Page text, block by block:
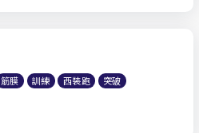
筋膜 訓練 西裝跑 突破